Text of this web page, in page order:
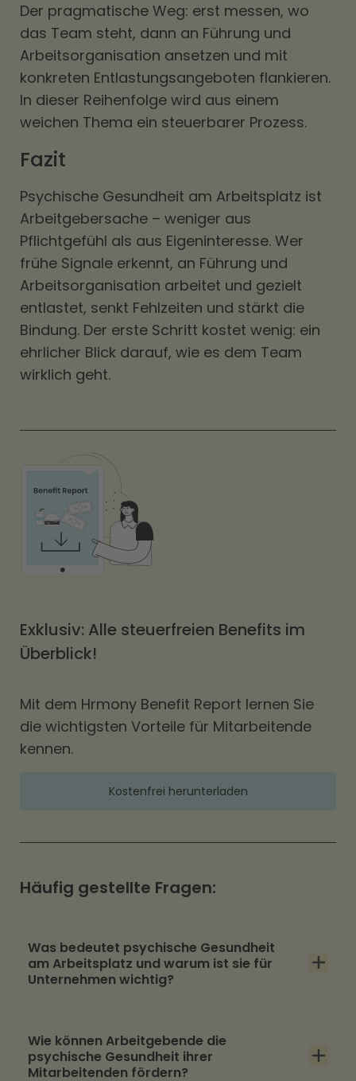
Der pragmatische Weg: erst messen, wo
das Team steht, dann an Führung und
Arbeitsorganisation ansetzen und mit
konkreten Entlastungsangeboten flankieren.
In dieser Reihenfolge wird aus einem
weichen Thema ein steuerbarer Prozess.
Fazit
Psychische Gesundheit am Arbeitsplatz ist
Arbeitgebersache – weniger aus
Pflichtgefühl als aus Eigeninteresse. Wer
frühe Signale erkennt, an Führung und
Arbeitsorganisation arbeitet und gezielt
entlastet, senkt Fehlzeiten und stärkt die
Bindung. Der erste Schritt kostet wenig: ein
ehrlicher Blick darauf, wie es dem Team
wirklich geht.
Exklusiv: Alle steuerfreien Benefits im
Überblick!
Mit dem Hrmony Benefit Report lernen Sie
die wichtigsten Vorteile für Mitarbeitende
kennen.
Kostenfrei herunterladen
Häufig gestellte Fragen:
Was bedeutet psychische Gesundheit
am Arbeitsplatz und warum ist sie für
Unternehmen wichtig?
beschreibt einen Zustand, in dem Beschäftigte
den Anforderungen ihrer Arbeit gewachsen
Wie können Arbeitgebende die
psychische Gesundheit ihrer
Mitarbeitenden fördern?